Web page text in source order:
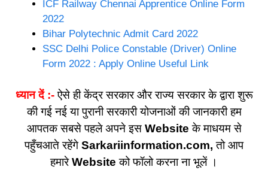
ICF Railway Chennai Apprentice Online Form
2022
Bihar Polytechnic Admit Card 2022
SSC Delhi Police Constable (Driver) Online
Form 2022 : Apply Online Useful Link
ध्यान दें :-ऐसे ही केंद्र सरकार और राज्य सरकार के द्वारा शुरू
की गई नई या पुरानी सरकारी योजनाओं की जानकारी हम
आपतक सबसे पहले अपने इसWebsiteके माधयम से
पहुँचआते रहेंगे Sarkariinformation.com,तो आप
हमारेWebsiteको फॉलो करना ना भूलें ।